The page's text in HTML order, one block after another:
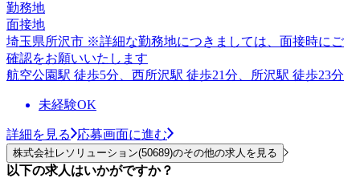
勤務地
面接地
埼玉県所沢市 ※詳細な勤務地につきましては、面接時にご
確認をお願いいたします
航空公園駅 徒歩5分、西所沢駅 徒歩21分、所沢駅 徒歩23分
未経験OK
詳細を見る 応募画面に進む
株式会社レソリューション(50689)のその他の求人を見る
以下の求人はいかがですか？